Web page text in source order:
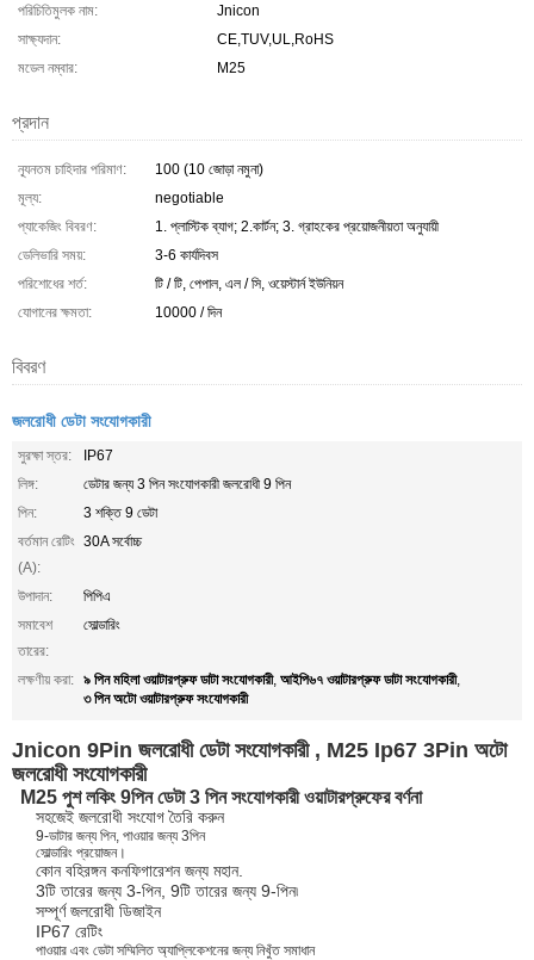
পরিচিতিমুলক নাম:
Jnicon
সাক্ষ্যদান:
CE,TUV,UL,RoHS
মডেল নম্বার:
M25
প্রদান
ন্যূনতম চাহিদার পরিমাণ:
100 (10 জোড়া নমুনা)
মূল্য:
negotiable
প্যাকেজিং বিবরণ:
1. প্লাস্টিক ব্যাগ; 2.কার্টন; 3. গ্রাহকের প্রয়োজনীয়তা অনুযায়ী
ডেলিভারি সময়:
3-6 কার্যদিবস
পরিশোধের শর্ত:
টি / টি, পেপাল, এল / সি, ওয়েস্টার্ন ইউনিয়ন
যোগানের ক্ষমতা:
10000 / দিন
বিবরণ
জলরোধী ডেটা সংযোগকারী
সুরক্ষা স্তর:
IP67
লিঙ্গ:
ডেটার জন্য 3 পিন সংযোগকারী জলরোধী 9 পিন
পিন:
3 শক্তি 9 ডেটা
বর্তমান রেটিং
(A):
30A সর্বোচ্চ
উপাদান:
পিপিএ
সমাবেশ
তারের:
সোল্ডারিং
লক্ষণীয় করা: ৯ পিন মহিলা ওয়াটারপ্রুফ ডাটা সংযোগকারী, আইপি৬৭ ওয়াটারপ্রুফ ডাটা সংযোগকারী,
৩ পিন অটো ওয়াটারপ্রুফ সংযোগকারী
Jnicon 9Pin জলরোধী ডেটা সংযোগকারী , M25 Ip67 3Pin অটো
জলরোধী সংযোগকারী
M25 পুশ লকিং 9পিন ডেটা 3 পিন সংযোগকারী ওয়াটারপ্রুফের বর্ণনা
সহজেই জলরোধী সংযোগ তৈরি করুন
9-ডাটার জন্য পিন, পাওয়ার জন্য 3পিন
সোল্ডারিং প্রয়োজন।
কোন বহিরঙ্গন কনফিগারেশন জন্য মহান.
3টি তারের জন্য 3-পিন, 9টি তারের জন্য 9-পিন৷
সম্পূর্ণ জলরোধী ডিজাইন
IP67 রেটিং
পাওয়ার এবং ডেটা সম্মিলিত অ্যাপ্লিকেশনের জন্য নিখুঁত সমাধান